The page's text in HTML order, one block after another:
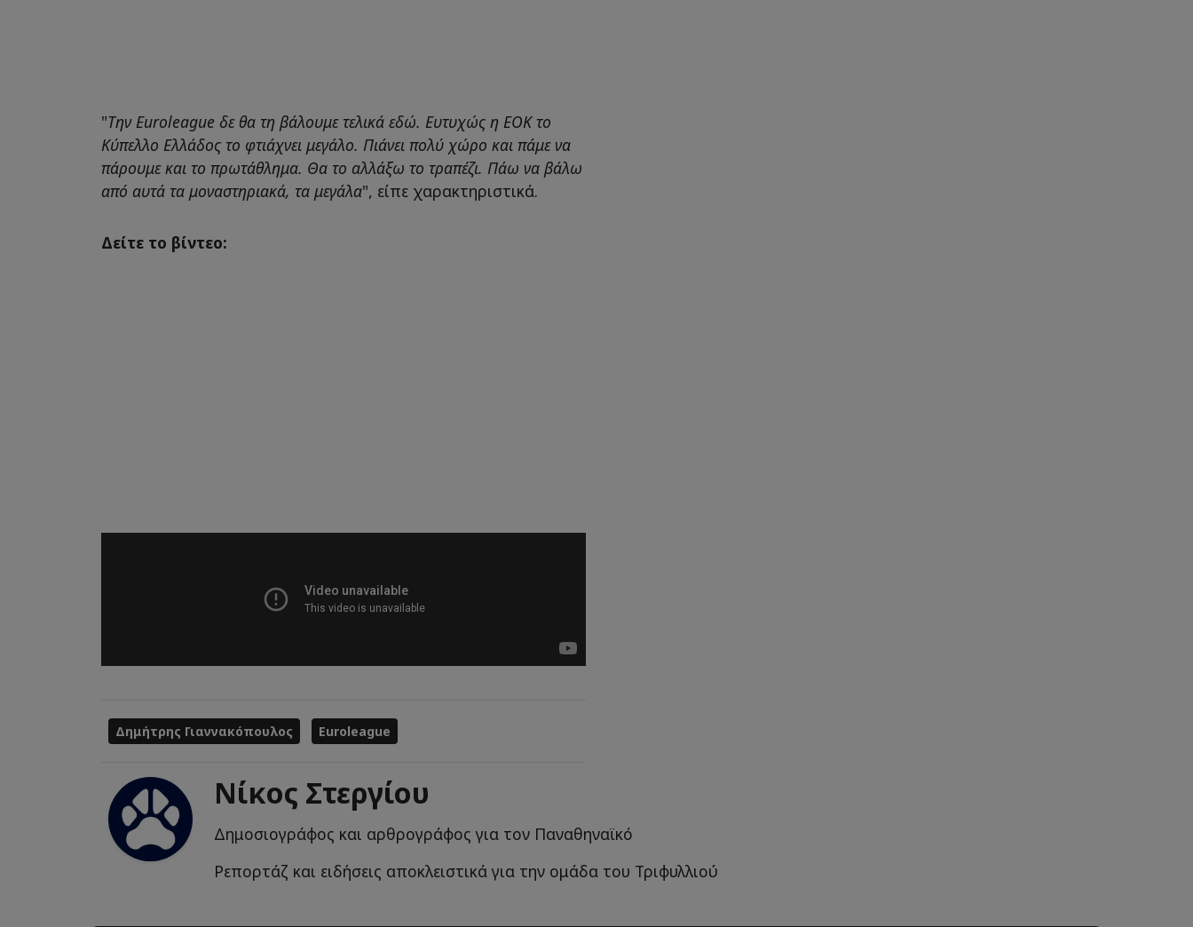
"Την Euroleague δε θα τη βάλουμε τελικά εδώ. Ευτυχώς η ΕΟΚ το
Κύπελλο Ελλάδος το φτιάχνει μεγάλο. Πιάνει πολύ χώρο και πάμε να
πάρουμε και το πρωτάθλημα. Θα το αλλάξω το τραπέζι. Πάω να βάλω
από αυτά τα μοναστηριακά, τα μεγάλα", είπε χαρακτηριστικά.
Δείτε το βίντεο:
Δημήτρης Γιαννακόπουλος Euroleague
Νίκος Στεργίου
Δημοσιογράφος και αρθρογράφος για τον Παναθηναϊκό
Ρεπορτάζ και ειδήσεις αποκλειστικά για την ομάδα του Τριφυλλιού